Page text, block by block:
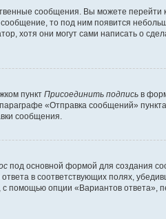
сообщения. Вы можете перейти
то под ним появится
хотя они могут сами написать о
пункт Присоединить подпись в
«Отправка сообщений»
сообщения.
под основной формой для создания
в соответствующих полях,
помощью опции «Вариантов ответа»,